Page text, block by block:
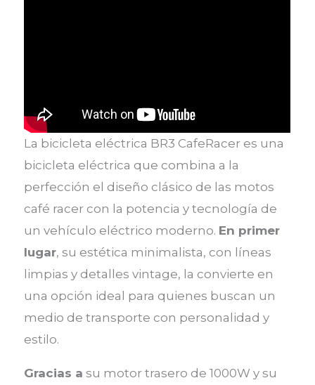
La bicicleta eléctrica BR3 CafeRacer es una
bicicleta eléctrica que combina a la
perfección el diseño clásico de las motos
café racer con la potencia y tecnología de
un vehículo eléctrico moderno. En primer
lugar, su estética minimalista, con líneas
limpias y detalles vintage, la convierte en
una opción ideal para quienes buscan un
medio de transporte con personalidad y
estilo.
Gracias a su motor trasero de 1000W y su